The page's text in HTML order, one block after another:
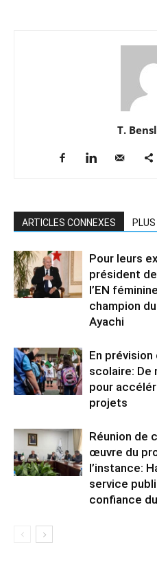
T.
ARTICLES CONNEXES
Pour leurs
président
l’EN
champion
Ayachi
En
scolaire: De
pour
projets
Réunion de
œuvre du
l’instance:
service
confiance